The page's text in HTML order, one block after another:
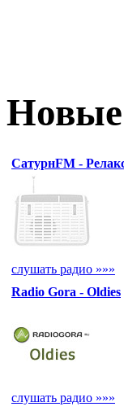
Новые
СатурнFM -
слушать радио »»»
Radio Gora - Oldies
слушать радио »»»